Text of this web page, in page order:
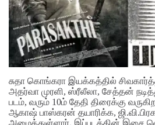
சுதா கொங்கரா இயக்கத்தில்
அதர்வா முரளி, ஸ்ரீலீலா, சேத்தன்
படம், வரும் 10ம் தேதி திரைக்கு
ஆகாஷ் பாஸ்கரன் தயாரிக்க,